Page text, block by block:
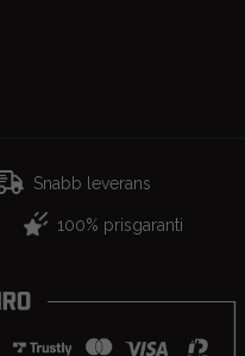
Snabb leverans
100% prisgaranti